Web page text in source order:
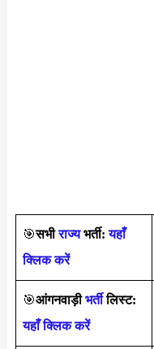
🎯सभीराज्यभर्ती: यहाँ
क्लिक करें
🎯आंगनवाड़ीभर्तीलिस्ट:
यहाँ क्लिक करें